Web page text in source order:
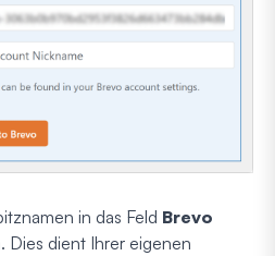
in das Feld Brevo
Dies dient Ihrer eigenen